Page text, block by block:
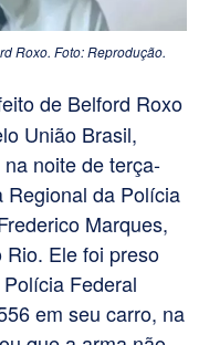
Roxo. Foto: Reprodução.
de Belford Roxo
União Brasil,
noite de terça-
Regional da Polícia
Marques,
Ele foi preso
Federal
em seu carro, na